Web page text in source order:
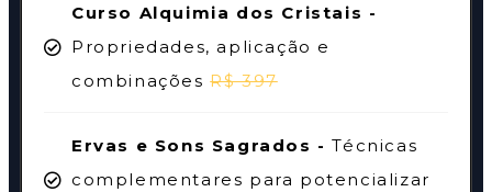
Curso Alquimia dos Cristais -
Propriedades, aplicação e
combinaçõesR$ 397
Ervas e Sons Sagrados -Técnicas
complementares para potencializar